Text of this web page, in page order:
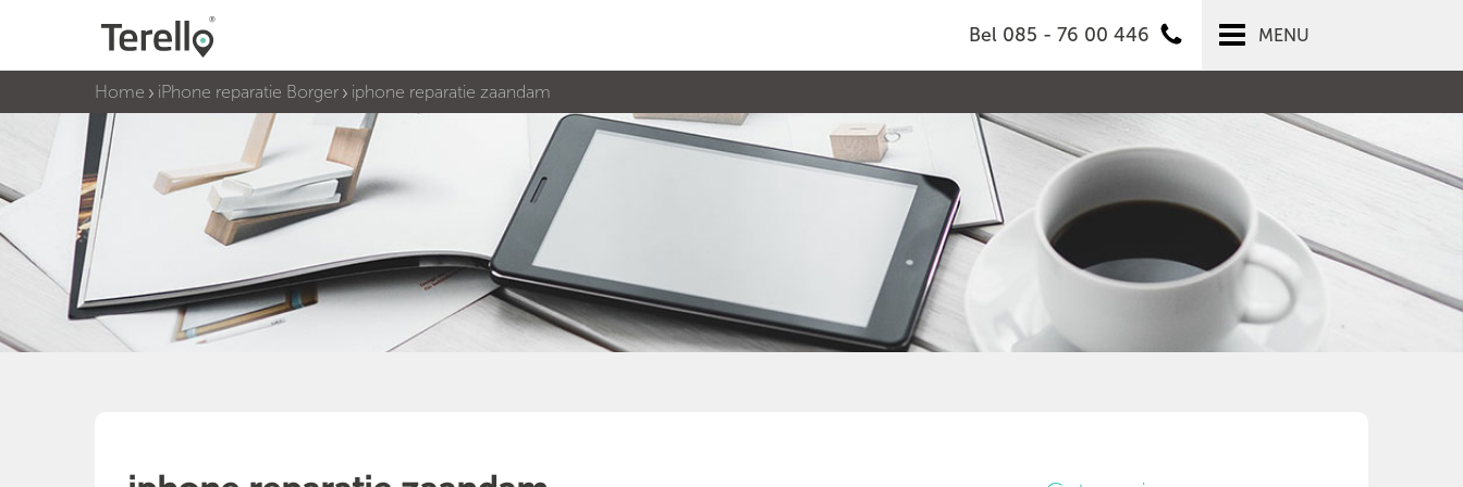
Bel 085 - 76 00 446 MENU
Home iPhone reparatie Borger iphone reparatie zaandam